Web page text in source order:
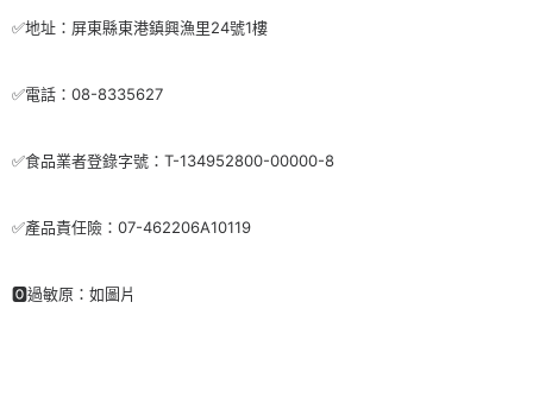
✅地址：屏東縣東港鎮興漁里24號1樓
✅電話：08-8335627
✅食品業者登錄字號：T-134952800-00000-8
✅產品責任險：07-462206A10119
🅾過敏原：如圖片